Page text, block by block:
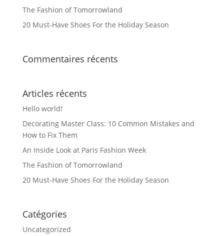
produit
The Fashion of Tomorrowland
20 Must-Have Shoes For the Holiday Season
Commentaires récents
Articles récents
Hello world!
Decorating Master Class: 10 Common Mistakes and
How to Fix Them
An Inside Look at Paris Fashion Week
The Fashion of Tomorrowland
20 Must-Have Shoes For the Holiday Season
Catégories
Uncategorized